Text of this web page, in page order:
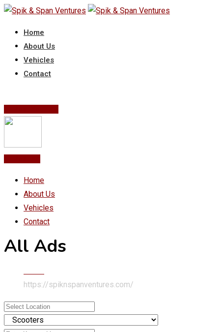
Skip
content
Home
About Us
Vehicles
Contact
Home
About Us
Vehicles
Contact
All Ads
https://spiknspanventures.com/